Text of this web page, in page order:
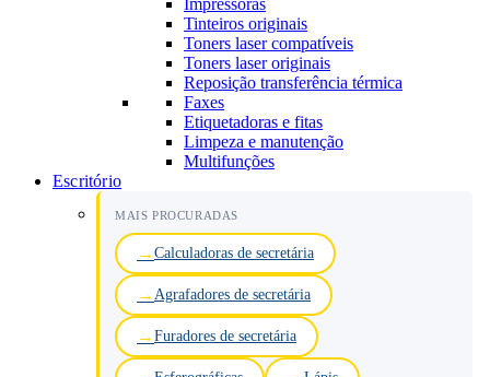
Impressoras
Tinteiros originais
Toners laser compatíveis
Toners laser originais
Reposição transferência térmica
Faxes
Etiquetadoras e fitas
Limpeza e manutenção
Multifunções
Escritório
MAIS PROCURADAS
Calculadoras de secretária
Agrafadores de secretária
Furadores de secretária